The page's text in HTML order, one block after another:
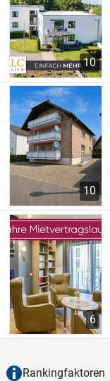
10
10
6
Rankingfaktoren